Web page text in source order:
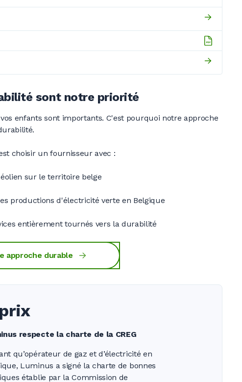
sont notre priorité
enfants sont importants. C'est pourquoi notre approche
choisir un fournisseur avec :
sur le territoire belge
productions d'électricité verte en Belgique
entièrement tournés vers la durabilité
approche durable
respecte la charte de la CREG
qu’opérateur de gaz et d’électricité en
Luminus a signé la charte de bonnes
établie par la Commission de